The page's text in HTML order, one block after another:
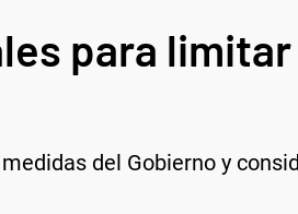
para limitar
del Gobierno y